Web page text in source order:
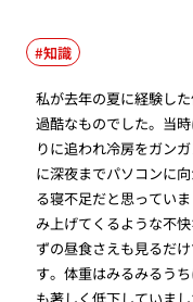
知識
私が去年の夏に経験し
過酷なものでした。当
りに追われ冷房をガン
に深夜までパソコンに
る寝不足だと思ってい
み上げてくるような不
ずの昼食さえも見るだ
す。体重はみるみるう